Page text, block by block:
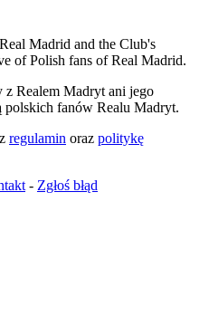
Madrid and the Club's
of Polish fans of Real Madrid.
Realem Madryt ani jego
polskich fanów Realu Madryt.
regulamin oraz politykę
- Zgłoś błąd